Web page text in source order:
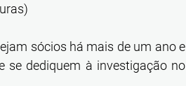
sócios há mais de um ano e
se dediquem à investigação no